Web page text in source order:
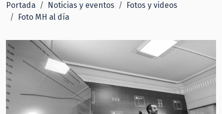
Portada Noticias y eventos
Fotos y videos
Foto MH al día